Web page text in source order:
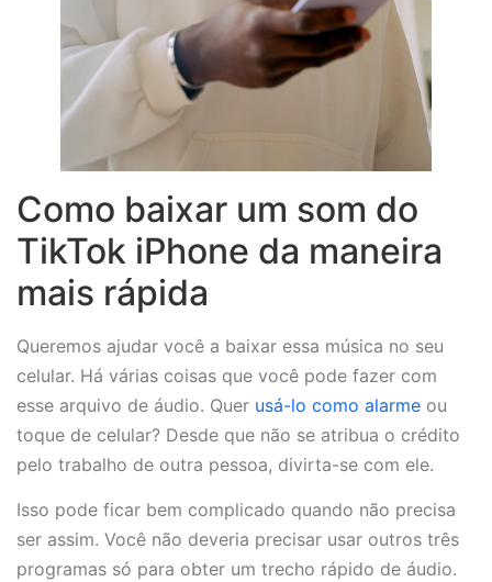
Como baixar um som do
TikTok iPhone da maneira
mais rápida
Queremos ajudar você a baixar essa música no seu
celular. Há várias coisas que você pode fazer com
esse arquivo de áudio. Quer usá-lo como alarme ou
toque de celular? Desde que não se atribua o crédito
pelo trabalho de outra pessoa, divirta-se com ele.
Isso pode ficar bem complicado quando não precisa
ser assim. Você não deveria precisar usar outros três
programas só para obter um trecho rápido de áudio.